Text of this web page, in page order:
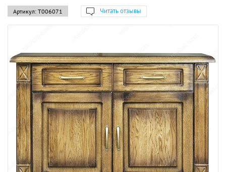
Артикул: Т006071 Читать отзывы